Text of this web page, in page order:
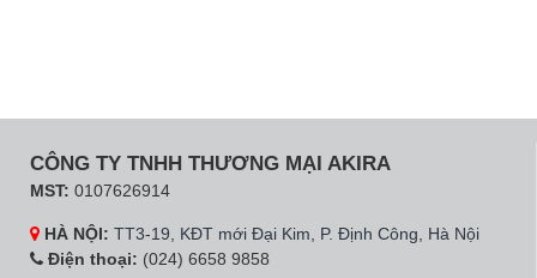
CÔNG TY TNHH THƯƠNG MẠI AKIRA
MST: 0107626914
HÀ NỘI: TT3-19, KĐT mới Đại Kim, P. Định Công, Hà Nội
Điện thoại: (024) 6658 9858